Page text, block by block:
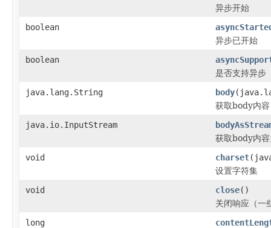
异步开始
boolean
异步已开始
boolean
是否支持异步
java.lang.String
body
获取body内容
java.io.InputStream
获取body内
void
charset
设置字符集
void
close()
关闭响应（一
long